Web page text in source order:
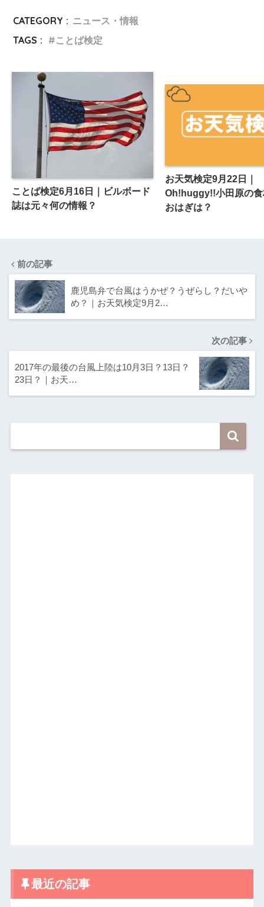
CATEGORY : ニュース・情報
TAGS :
ことば検定
ことば検定6月16日｜ビルボード
誌は元々何の情報？
お天気検定9月22日｜
Oh!huggy!!小田原の
おはぎは？
前の記事
鹿児島弁で台風はうかぜ？うぜらし？だいや
め？｜お天気検定9月2…
次の記事
2017年の最後の台風上陸は10月3日？13日？
23日？｜お天…
最近の記事